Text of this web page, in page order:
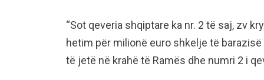
“Sot qeveria shqiptare ka nr. 2 të saj, zv
hetim për milionë euro shkelje të
të jetë në krahë të Ramës dhe numri 2 i